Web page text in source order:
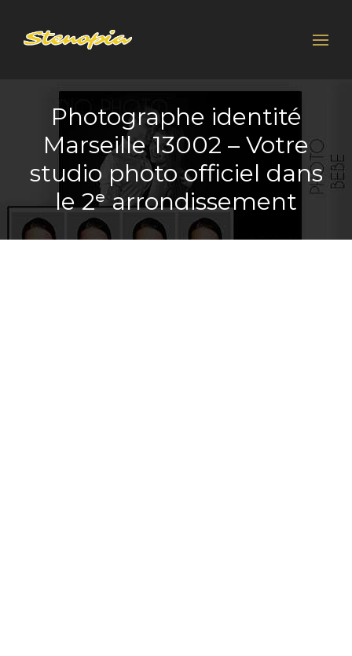
Rechercher :
Photographe identité
Marseille 13002 – Votre
studio photo officiel dans
le 2ᵉ arrondissement